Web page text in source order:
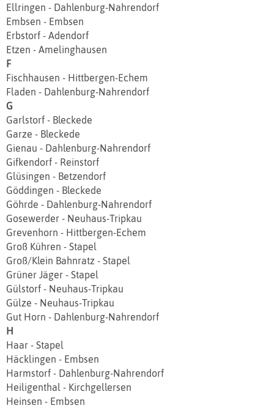
Ellringen - Dahlenburg-Nahrendorf
Embsen - Embsen
Erbstorf - Adendorf
Etzen - Amelinghausen
F
Fischhausen - Hittbergen‐Echem
Fladen - Dahlenburg-Nahrendorf
G
Garlstorf - Bleckede
Garze - Bleckede
Gienau - Dahlenburg-Nahrendorf
Gifkendorf - Reinstorf
Glüsingen - Betzendorf
Göddingen - Bleckede
Göhrde - Dahlenburg-Nahrendorf
Gosewerder - Neuhaus-Tripkau
Grevenhorn - Hittbergen‐Echem
Groß Kühren - Stapel
Groß/Klein Bahnratz - Stapel
Grüner Jäger - Stapel
Gülstorf - Neuhaus-Tripkau
Gülze - Neuhaus-Tripkau
Gut Horn - Dahlenburg-Nahrendorf
H
Haar - Stapel
Häcklingen - Embsen
Harmstorf - Dahlenburg-Nahrendorf
Heiligenthal - Kirchgellersen
Heinsen - Embsen